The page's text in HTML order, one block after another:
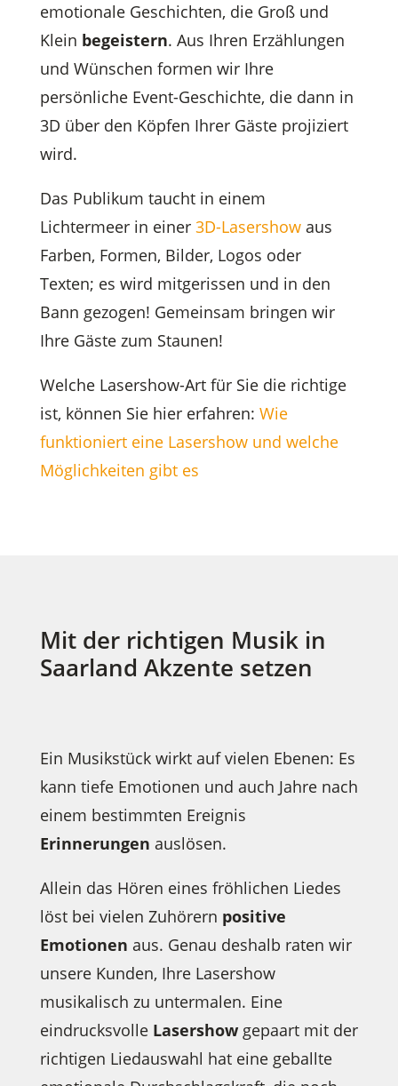
emotionale Geschichten, die Groß und
Klein begeistern. Aus Ihren Erzählungen
und Wünschen formen wir Ihre
persönliche Event-Geschichte, die dann in
3D über den Köpfen Ihrer Gäste projiziert
wird.
Das Publikum taucht in einem
Lichtermeer in einer 3D-Lasershowaus
Farben, Formen, Bilder, Logos oder
Texten; es wird mitgerissen und in den
Bann gezogen! Gemeinsam bringen wir
Ihre Gäste zum Staunen!
Welche Lasershow-Art für Sie die richtige
ist, können Sie hier erfahren: Wie
funktioniert eine Lasershow und welche
Möglichkeiten gibt es
Mit der richtigen Musik in
Saarland Akzente setzen
Ein Musikstück wirkt auf vielen Ebenen: Es
kann tiefe Emotionen und auch Jahre nach
einem bestimmten Ereignis
Erinnerungen auslösen.
Allein das Hören eines fröhlichen Liedes
löst bei vielen Zuhörern positive
Emotionen aus. Genau deshalb raten wir
unsere Kunden, Ihre Lasershow
musikalisch zu untermalen. Eine
eindrucksvolleLasershowgepaart mit der
richtigen Liedauswahl hat eine geballte